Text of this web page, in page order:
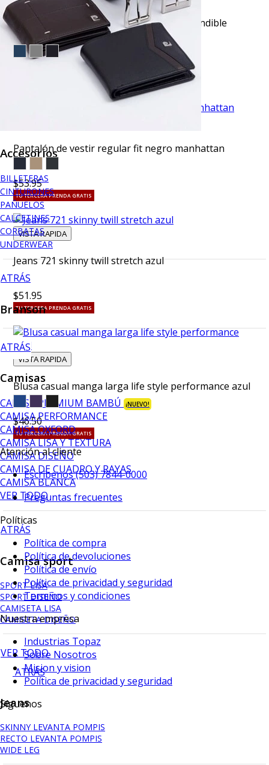
Accesorios
BILLETERAS
CINTURONES
PAÑUELOS
CALCETINES
CORBATAS
UNDERWEAR
ATRÁS
Branson
ATRÁS
Camisas
CAMISA PREMIUM BAMBÚ ¡NUEVO!
CAMISA PERFORMANCE
CAMISA OXFORD
CAMISA LISA Y TEXTURA
CAMISA DISEÑO
CAMISA DE CUADRO Y RAYAS
CAMISA BLANCA
VER TODO
ATRÁS
Camisa sport
SPORT LISA
SPORT DISEÑO
CAMISETA LISA
CAMISETA DISEÑO
VER TODO
ATRÁS
Jeans
SKINNY LEVANTA POMPIS
RECTO LEVANTA POMPIS
WIDE LEG
Pantalón vestir slim fit beige cintura expandible
savane
Pantalón de vestir regular fit negro manhattan
$53.95
TU TERCERA PRENDA GRATIS
VISTA RAPIDA
Jeans 721 skinny twill stretch azul
$51.95
TU TERCERA PRENDA GRATIS
VISTA RAPIDA
Blusa casual manga larga life style performance azul
$46.50
TU TERCERA PRENDA GRATIS
Atención al cliente
Escríbenos (503) 7844-0000
Preguntas frecuentes
Políticas
Política de compra
Política de devoluciones
Política de envío
Política de privacidad y seguridad
Terminos y condiciones
Nuestra empresa
Industrias Topaz
Sobre Nosotros
Mision y vision
Política de privacidad y seguridad
Síguenos